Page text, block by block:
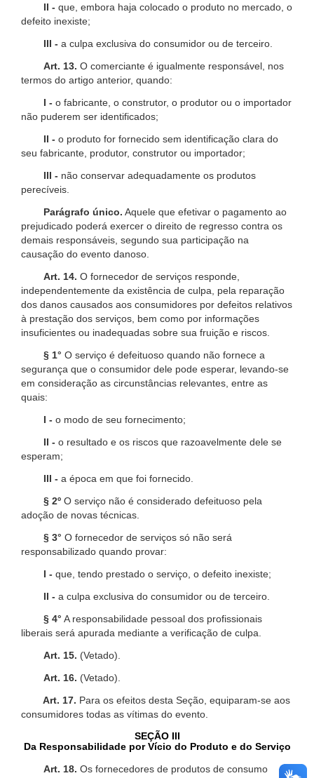
II - que, embora haja colocado o produto no mercado, o
defeito inexiste;
III - a culpa exclusiva do consumidor ou de terceiro.
Art. 13. O comerciante é igualmente responsável, nos
termos do artigo anterior, quando:
I - o fabricante, o construtor, o produtor ou o importador
não puderem ser identificados;
II - o produto for fornecido sem identificação clara do
seu fabricante, produtor, construtor ou importador;
III - não conservar adequadamente os produtos
perecíveis.
Parágrafo único. Aquele que efetivar o pagamento ao
prejudicado poderá exercer o direito de regresso contra os
demais responsáveis, segundo sua participação na
causação do evento danoso.
Art. 14. O fornecedor de serviços responde,
independentemente da existência de culpa, pela reparação
dos danos causados aos consumidores por defeitos relativos
à prestação dos serviços, bem como por informações
insuficientes ou inadequadas sobre sua fruição e riscos.
§ 1° O serviço é defeituoso quando não fornece a
segurança que o consumidor dele pode esperar, levando-se
em consideração as circunstâncias relevantes, entre as
quais:
I - o modo de seu fornecimento;
II - o resultado e os riscos que razoavelmente dele se
esperam;
III - a época em que foi fornecido.
§ 2º O serviço não é considerado defeituoso pela
adoção de novas técnicas.
§ 3° O fornecedor de serviços só não será
responsabilizado quando provar:
I - que, tendo prestado o serviço, o defeito inexiste;
II - a culpa exclusiva do consumidor ou de terceiro.
§ 4° A responsabilidade pessoal dos profissionais
liberais será apurada mediante a verificação de culpa.
Art. 15. (Vetado).
Art. 16. (Vetado).
Art. 17. Para os efeitos desta Seção, equiparam-se aos
consumidores todas as vítimas do evento.
SEÇÃO III
Da Responsabilidade por Vício do Produto e do Serviço
Art. 18. Os fornecedores de produtos de consumo